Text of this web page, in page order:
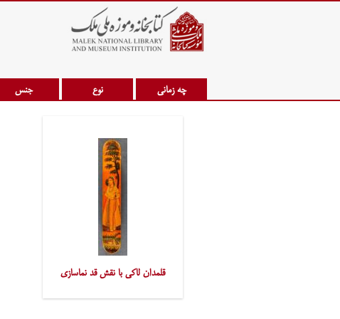
چه زمانی نوع جنس
قلمدان لاکی با نقش قد نماسازی